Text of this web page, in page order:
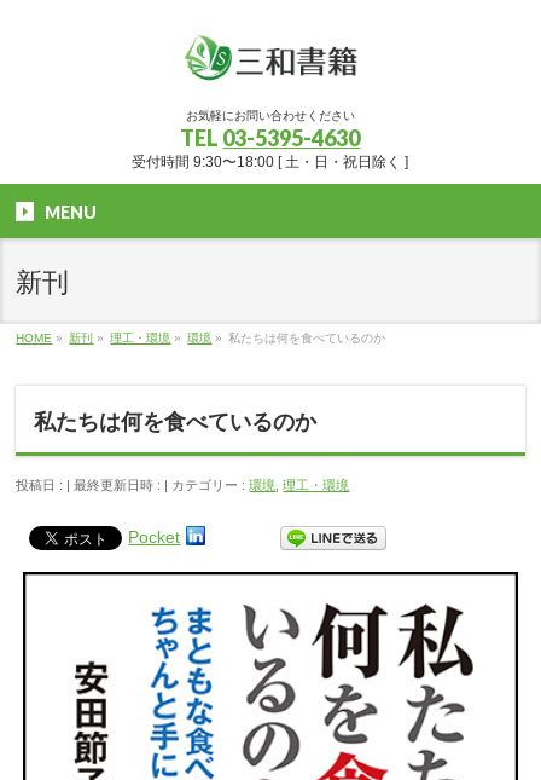
お気軽にお問い合わせください
TEL 03-5395-4630
受付時間 9:30〜18:00 [ 土・日・祝日除く ]
MENU
新刊
HOME » 新刊 » 理工・環境 » 環境 » 私たちは何を食べているのか
私たちは何を食べているのか
投稿日 : 最終更新日時 : カテゴリー :環境 ,理工・環境
Pocket